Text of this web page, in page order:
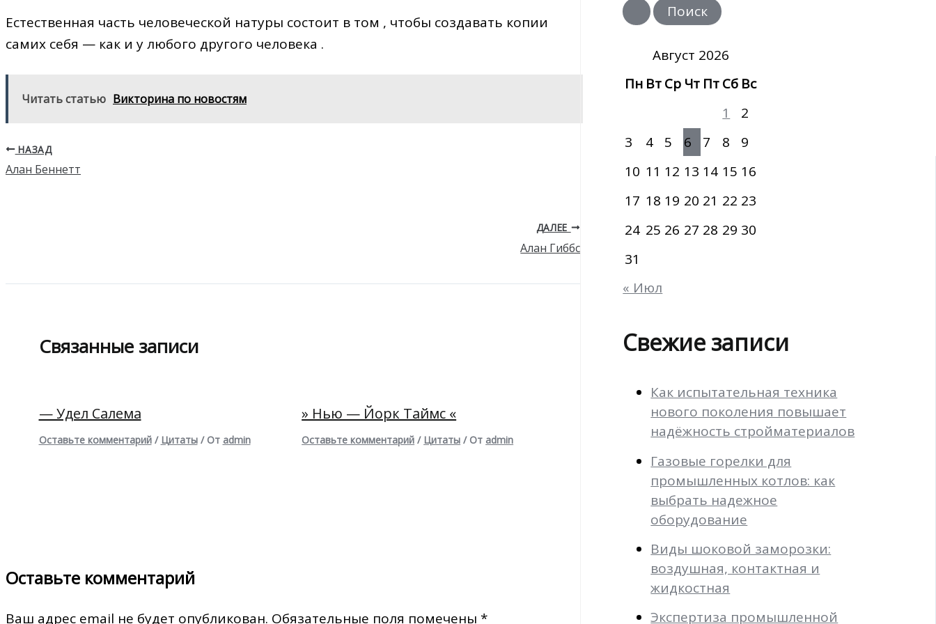
Естественная часть человеческой натуры состоит в том , чтобы создавать копии
самих себя — как и у любого другого человека .
Читать статью Викторина по новостям
НАЗАД
Алан Беннетт
ДАЛЕЕ
Алан Гиббс
Связанные записи
— Удел Салема
Оставьте комментарий / Цитаты/ От admin
» Нью — Йорк Таймс «
Оставьте комментарий / Цитаты / От admin
Оставьте комментарий
Ваш адрес email не будет опубликован. Обязательные поля помечены *
и
с
Август 2026
Пн ВтСр Чт ПтСб Вс
1
2
3
4 5 6 7 8
9
10 11 12 13 14 15 16
17 18 19 20 21 22 23
24 25 26 27 28 29 30
31
« Июл
Свежие записи
Как испытательная техника
нового поколения повышает
надёжность стройматериалов
Газовые горелки для
промышленных котлов: как
выбрать надежное
оборудование
Виды шоковой заморозки:
воздушная, контактная и
жидкостная
Экспертиза промышленной